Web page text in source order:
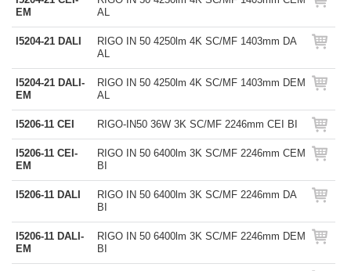
EM
AL
I5204-21 DALI
RIGO IN 50 4250lm 4K SC/MF 1403mm DA
AL
I5204-21 DALI-
EM
RIGO IN 50 4250lm 4K SC/MF 1403mm DEM
AL
I5206-11 CEI RIGO-IN50 36W 3K SC/MF 2246mm CEI BI
I5206-11 CEI-
EM
RIGO IN 50 6400lm 3K SC/MF 2246mm CEM
BI
I5206-11 DALI
RIGO IN 50 6400lm 3K SC/MF 2246mm DA
BI
I5206-11 DALI-
EM
RIGO IN 50 6400lm 3K SC/MF 2246mm DEM
BI